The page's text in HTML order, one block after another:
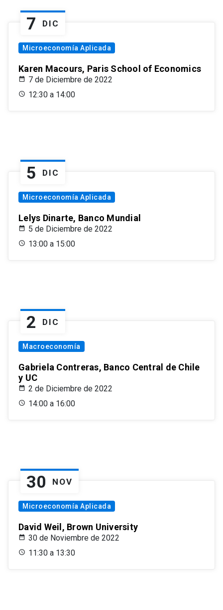
7 DIC
Microeconomía Aplicada
Karen Macours, Paris School of Economics
7 de Diciembre de 2022
12:30 a 14:00
5 DIC
Microeconomía Aplicada
Lelys Dinarte, Banco Mundial
5 de Diciembre de 2022
13:00 a 15:00
2 DIC
Macroeconomía
Gabriela Contreras, Banco Central de Chile
y UC
2 de Diciembre de 2022
14:00 a 16:00
30 NOV
Microeconomía Aplicada
David Weil, Brown University
30 de Noviembre de 2022
11:30 a 13:30